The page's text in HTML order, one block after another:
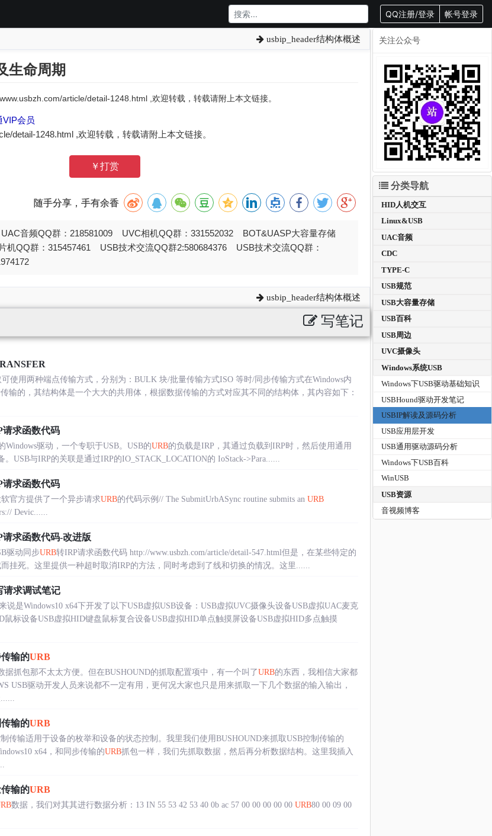
QQ注册/登录 帐号登录
usbip_header结构体概述
生命周期
article/detail-1248.html ,欢迎转载，转载请附上本文链接。
VIP会员
detail-1248.html ,欢迎转载，转载请附上本文链接。
￥打赏
随手分享，手有余香
音频QQ群：218581009 UVC相机QQ群：331552032 BOT&UASP大容量存储
机QQ群：315457461 USB技术交流QQ群2:580684376 USB技术交流QQ群：
usbip_header结构体概述
写笔记
使用两种端点传输方式，分别为：BULK 块/批量传输方式ISO 等时/同步传输方式在Windows内
输的，其结构体是一个大大的共用体，根据数据传输的方式对应其不同的结构体，其内容如下：
请求函数代码
驱动，一个专职于USB。USB的URB的负载是IRP，其通过负载到IRP时，然后使用通用
。USB与IRP的关联是通过IRP的IO_STACK_LOCATION的 IoStack->Para......
请求函数代码
官方提供了一个异步请求URB的代码示例// The SubmitUrbASync routine submits an URB
Devic......
请求函数代码-改进版
驱动同步URB转IRP请求函数代码 http://www.usbzh.com/article/detail-547.html但是，在某些特定的
挂死。这里提供一种超时取消IRP的方法，同时考虑到了线和切换的情况。这里......
请求调试笔记
说是Windows10 x64下开发了以下USB虚拟USB设备：USB虚拟UVC摄像头设备USB虚拟UAC麦克
鼠标设备USB虚拟HID键盘鼠标复合设备USB虚拟HID单点触摸屏设备USB虚拟HID多点触摸
输的URB
据抓包那不太太方便。但在BUSHOUND的抓取配置项中，有一个叫了URB的东西，我相信大家都
USB驱动开发人员来说都不一定有用，更何况大家也只是用来抓取一下几个数据的输入输出，
输的URB
传输适用于设备的枚举和设备的状态控制。我里我们使用BUSHOUND来抓取USB控制传输的
x64，和同步传输的URB抓包一样，我们先抓取数据，然后再分析数据结构。这里我插入
输的URB
数据，我们对其其进行数据分析：13 IN 55 53 42 53 40 0b ac 57 00 00 00 00 00 URB80 00 09 00
关注公众号
分类导航
HID人机交互
Linux&USB
UAC音频
CDC
TYPE-C
USB规范
USB大容量存储
USB百科
USB周边
UVC摄像头
Windows系统USB
Windows下USB驱动基础知识
USBHound驱动开发笔记
USBIP解读及源码分析
USB应用层开发
USB通用驱动源码分析
Windows下USB百科
WinUSB
USB资源
音视频博客